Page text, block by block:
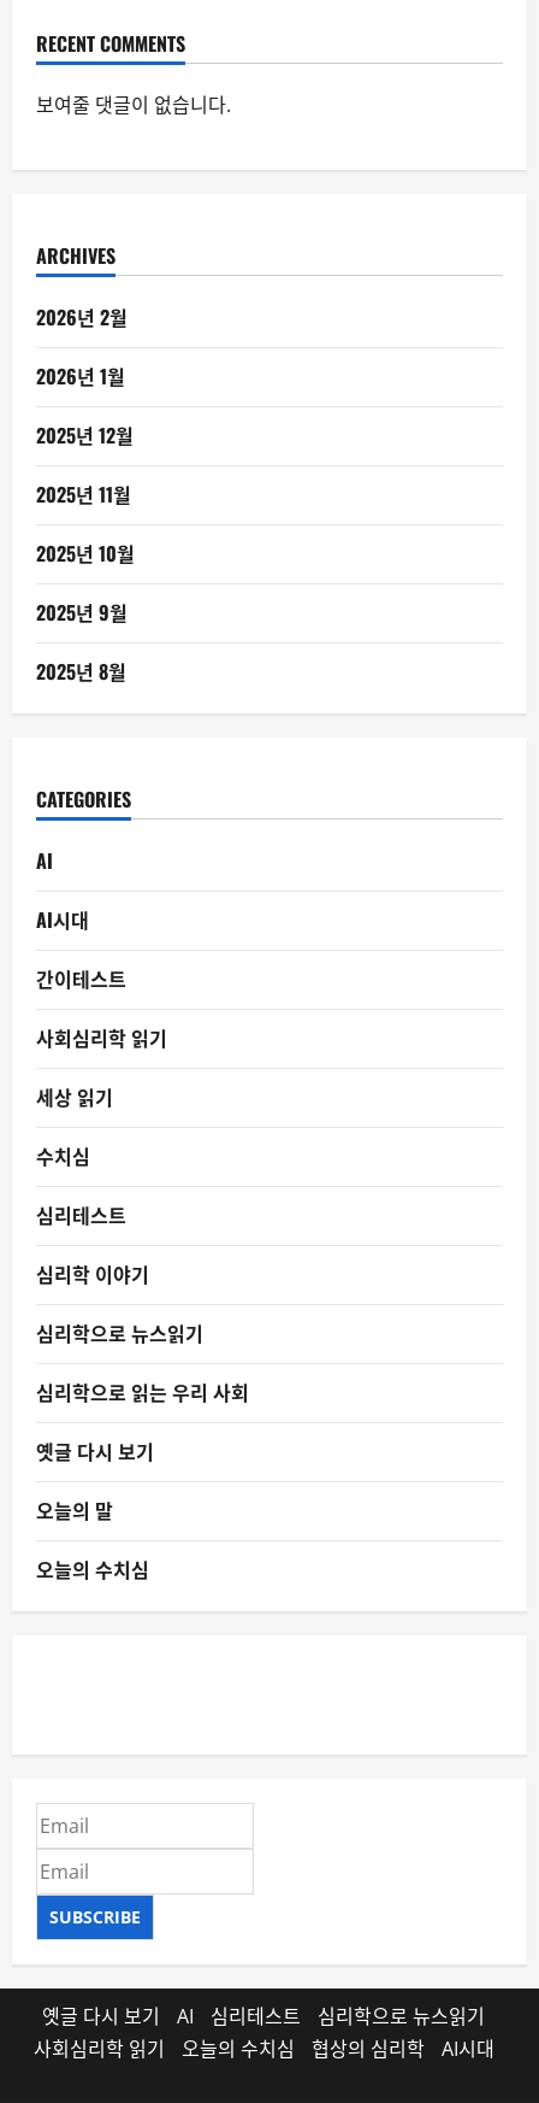
RECENT COMMENTS
보여줄 댓글이 없습니다.
ARCHIVES
2026년 2월
2026년 1월
2025년 12월
2025년 11월
2025년 10월
2025년 9월
2025년 8월
CATEGORIES
AI
AI시대
간이테스트
사회심리학 읽기
세상 읽기
수치심
심리테스트
심리학 이야기
심리학으로 뉴스읽기
심리학으로 읽는 우리 사회
옛글 다시 보기
오늘의 말
오늘의 수치심
SUBSCRIBE
옛글 다시 보기 AI 심리테스트
심리학으로 뉴스읽기
사회심리학 읽기
오늘의 수치심 협상의 심리학 AI시대